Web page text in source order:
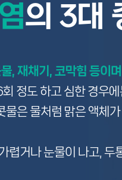
의 3대
, 재채기, 코막힘 등이
정도 하고 심한 경우
물은 물처럼 맑은 액체
렵거나 눈물이 나고, 두